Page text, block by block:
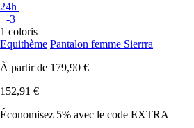
24h
+-3
1 coloris
Equithème Pantalon femme Sierrra
À partir de 179,90 €
152,91 €
Économisez 5% avec le code EXTRA